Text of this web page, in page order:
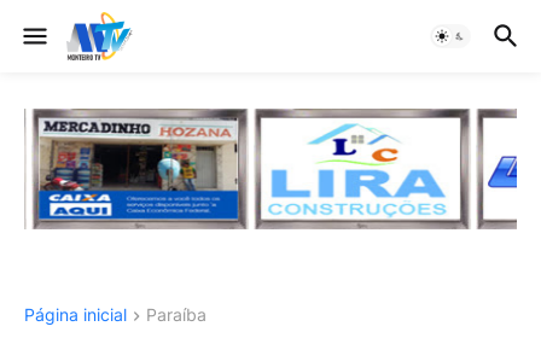
Página inicial Paraíba